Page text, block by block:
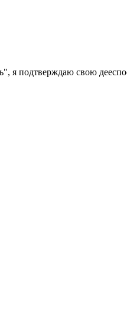
я подтверждаю свою